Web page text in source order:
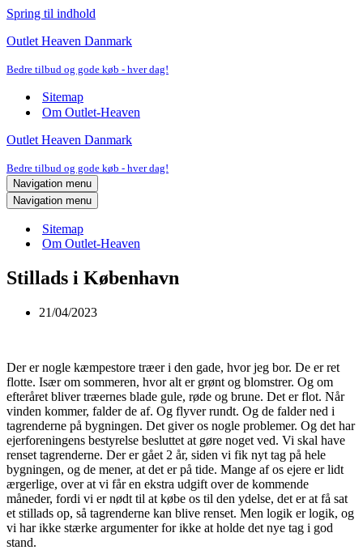
Spring til indhold
Outlet Heaven Danmark
Bedre tilbud og gode køb - hver dag!
Sitemap
Om Outlet-Heaven
Outlet Heaven Danmark
Bedre tilbud og gode køb - hver dag!
Navigation menu
Navigation menu
Sitemap
Om Outlet-Heaven
Stillads i København
21/04/2023
Der er nogle kæmpestore træer i den gade, hvor jeg bor. De er ret
flotte. Især om sommeren, hvor alt er grønt og blomstrer. Og om
efteråret bliver træernes blade gule, røde og brune. Det er flot. Når
vinden kommer, falder de af. Og flyver rundt. Og de falder ned i
tagrenderne på bygningen. Det giver os nogle problemer. Og det har
ejerforeningens bestyrelse besluttet at gøre noget ved. Vi skal have
renset tagrenderne. Der er gået 2 år, siden vi fik nyt tag på hele
bygningen, og de mener, at det er på tide. Mange af os ejere er lidt
ærgerlige, over at vi får en ekstra udgift over de kommende
måneder, fordi vi er nødt til at købe os til den ydelse, det er at få sat
et stillads op, så tagrenderne kan blive renset. Men logik er logik, og
vi har ikke stærke argumenter for ikke at holde det nye tag i god
stand.